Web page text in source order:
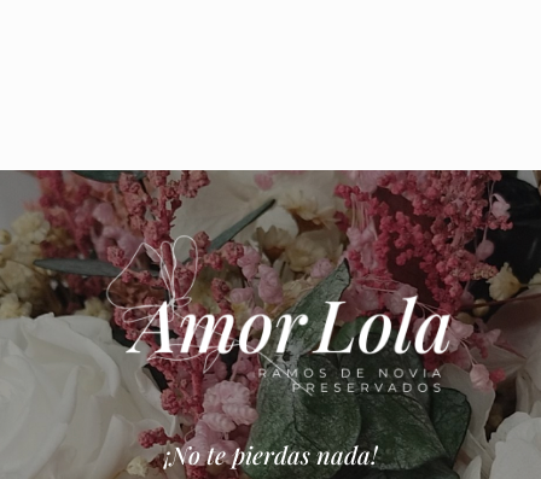
¡No te pierdas nada!